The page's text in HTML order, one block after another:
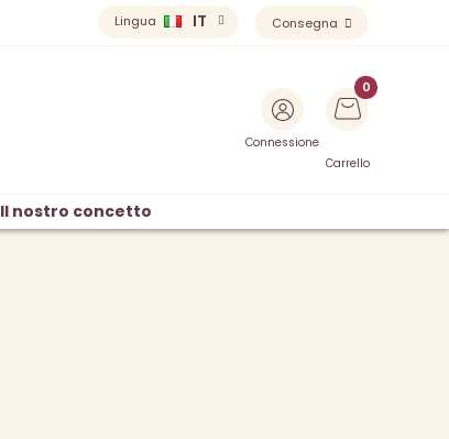
Lingua IT Consegna
Connessione
Carrello
Il nostro concetto